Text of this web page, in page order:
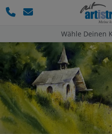
Wähle Deinen